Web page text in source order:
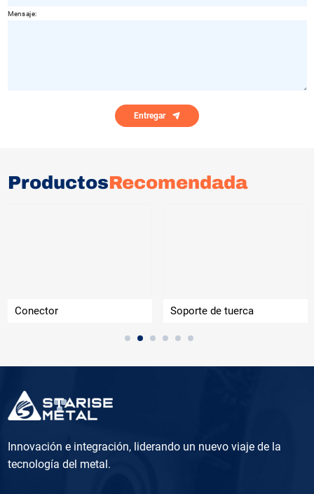
Mensaje:
Entregar
ProductosRecomendada
Conector Soporte de tuerca
Innovación e integración, liderando un nuevo viaje de la
tecnología del metal.